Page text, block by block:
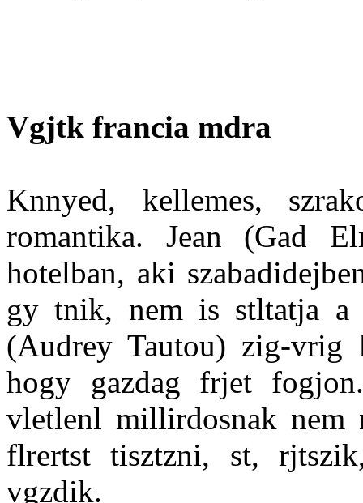
Vgjtk francia mdra
Knnyed, kellemes,
romantika. Jean (Gad
hotelban, aki
gy tnik, nem is stltatja
(Audrey Tautou) zig-vrig
hogy gazdag frjet
vletlenl millirdosnak nem
flrertst tisztzni, st,
vgzdik.